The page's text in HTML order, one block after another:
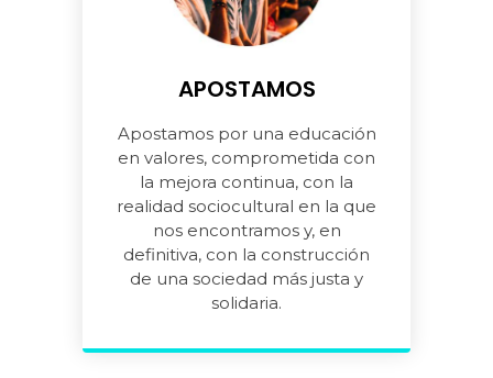
APOSTAMOS
Apostamos por una educación
en valores, comprometida con
la mejora continua, con la
realidad sociocultural en la que
nos encontramos y, en
definitiva, con la construcción
de una sociedad más justa y
solidaria.